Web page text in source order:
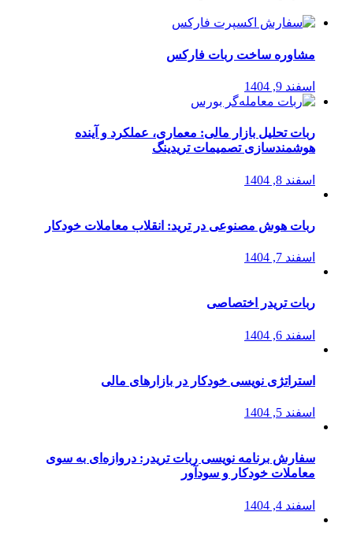
مشاوره ساخت ربات فارکس
اسفند 9, 1404
ربات تحلیل بازار مالی: معماری، عملکرد و آینده
هوشمندسازی تصمیمات تریدینگ
اسفند 8, 1404
ربات هوش مصنوعی در ترید: انقلاب معاملات خودکار
اسفند 7, 1404
ربات تریدر اختصاصی
اسفند 6, 1404
استراتژی‌ نویسی خودکار در بازارهای مالی
اسفند 5, 1404
سفارش برنامه نویسی ربات تریدر: دروازه‌ای به سوی
معاملات خودکار و سودآور
اسفند 4, 1404